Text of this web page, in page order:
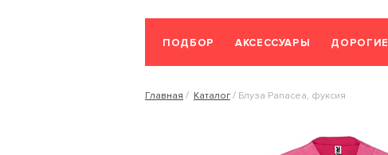
ПОДБОР АКСЕССУАРЫ ДОРОГИЕ
Главная Каталог Блуза Panacea, фуксия